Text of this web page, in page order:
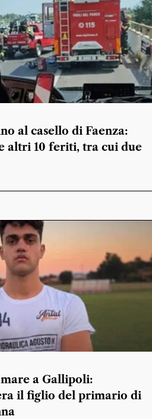
al casello di Faenza:
altri 10 feriti, tra cui due
a Gallipoli:
il figlio del primario di